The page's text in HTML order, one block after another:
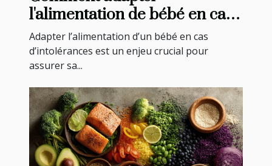
l'alimentation de bébé en cas
d'intolérances ?
Adapter l’alimentation d’un bébé en cas
d’intolérances est un enjeu crucial pour
assurer sa...